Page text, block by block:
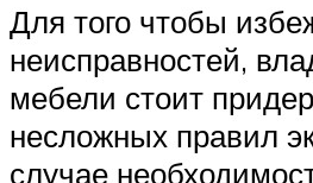
Для того чтобы
неисправностей,
мебели стоит
несложных правил
случае